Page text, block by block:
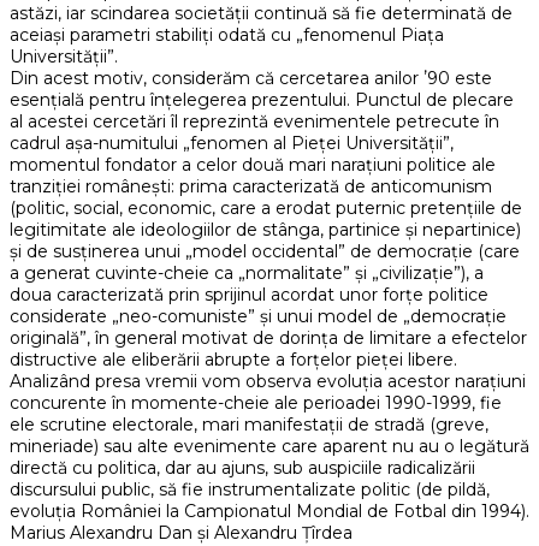
astăzi, iar scindarea societății continuă să fie determinată de
aceiași parametri stabiliți odată cu „fenomenul Piața
Universității”.
Din acest motiv, considerăm că cercetarea anilor ʼ90 este
esențială pentru înțelegerea prezentului. Punctul de plecare
al acestei cercetări îl reprezintă evenimentele petrecute în
cadrul așa-numitului „fenomen al Pieței Universității”,
momentul fondator a celor două mari narațiuni politice ale
tranziției românești: prima caracterizată de anticomunism
(politic, social, economic, care a erodat puternic pretențiile de
legitimitate ale ideologiilor de stânga, partinice și nepartinice)
și de susținerea unui „model occidental” de democrație (care
a generat cuvinte-cheie ca „normalitate” și „civilizație”), a
doua caracterizată prin sprijinul acordat unor forțe politice
considerate „neo-comuniste” și unui model de „democrație
originală”, în general motivat de dorința de limitare a efectelor
distructive ale eliberării abrupte a forțelor pieței libere.
Analizând presa vremii vom observa evoluția acestor narațiuni
concurente în momente-cheie ale perioadei 1990-1999, fie
ele scrutine electorale, mari manifestații de stradă (greve,
mineriade) sau alte evenimente care aparent nu au o legătură
directă cu politica, dar au ajuns, sub auspiciile radicalizării
discursului public, să fie instrumentalizate politic (de pildă,
evoluția României la Campionatul Mondial de Fotbal din 1994).
Marius Alexandru Dan și Alexandru Țîrdea